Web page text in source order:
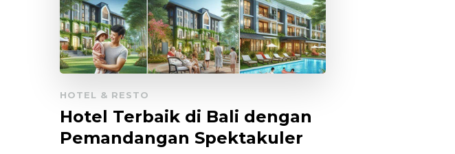
HOTEL & RESTO
Hotel Terbaik di Bali dengan
Pemandangan Spektakuler